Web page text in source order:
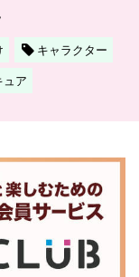
キャラクター
ュア